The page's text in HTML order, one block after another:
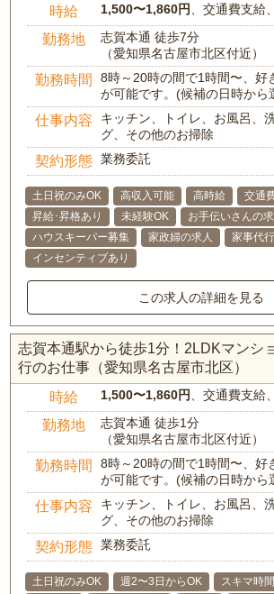
時給 1,500〜1,860円 、交通費支給
勤務地
志賀本通 徒歩7分
（愛知県名古屋市北区付近）
勤務時間
8時～20時の間で1時間〜、好
が可能です。(候補の日時から
仕事内容
キッチン、トイレ、お風呂、
グ、その他のお掃除
契約形態 業務委託
土日祝のみOK 高収入可能 高時給
交通
昇給･昇格あり
未経験OK
お手伝いさんの
ハウスキーパー募集
家政婦の求人
家事代
インセンティブあり
この求人の詳細を見る
志賀本通駅から徒歩1分！2LDKマンシ
行のお仕事（愛知県名古屋市北区）
時給 1,500〜1,860円 、交通費支給
勤務地
志賀本通 徒歩1分
（愛知県名古屋市北区付近）
勤務時間
8時～20時の間で1時間〜、好
が可能です。(候補の日時から
仕事内容
キッチン、トイレ、お風呂、
グ、その他のお掃除
契約形態 業務委託
土日祝のみOK 週2〜3日からOK
スキマ時